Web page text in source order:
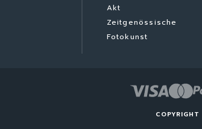
Akt
Zeitgenössische
Fotokunst